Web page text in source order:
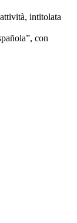
intitolata
con